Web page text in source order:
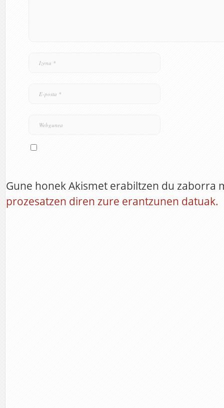
Gune honek Akismet erabiltzen du zaborra
prozesatzen diren zure erantzunen datuak.